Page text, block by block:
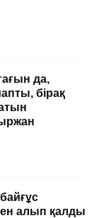
да,
бірақ
алып қалды